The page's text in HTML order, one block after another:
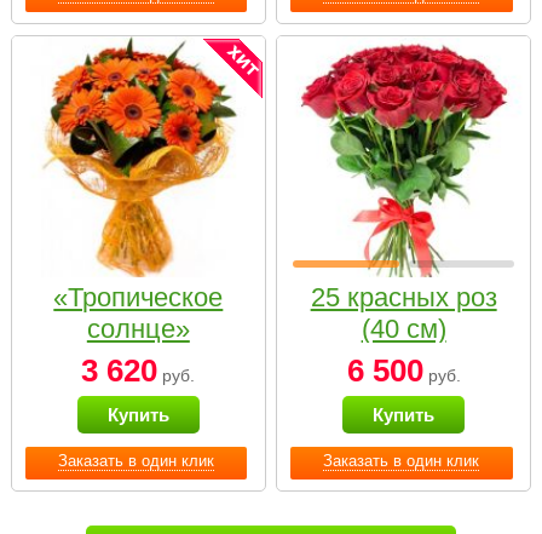
Заказать в один клик
«Тропическое
солнце»
3 620 руб.
Купить
Заказать в один клик
25 красных роз
(40 см)
6 500руб.
Купить